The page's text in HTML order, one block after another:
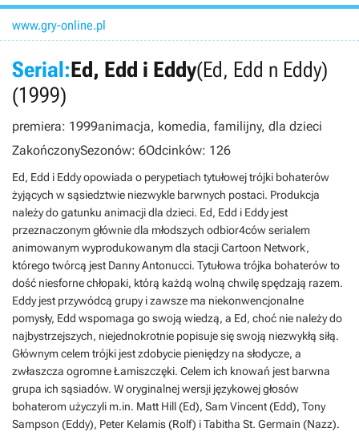
www.gry-online.pl
Serial:Ed, Edd i Eddy(Ed, Edd n Eddy)
(1999)
premiera: 1999animacja, komedia, familijny, dla dzieci
ZakończonySezonów: 6Odcinków: 126
Ed, Edd i Eddy opowiada o perypetiach tytułowej trójki bohaterów
żyjących w sąsiedztwie niezwykle barwnych postaci. Produkcja
należy do gatunku animacji dla dzieci. Ed, Edd i Eddy jest
przeznaczonym głównie dla młodszych odbior4ców serialem
animowanym wyprodukowanym dla stacji Cartoon Network,
którego twórcą jest Danny Antonucci. Tytułowa trójka bohaterów to
dość niesforne chłopaki, którą każdą wolną chwilę spędzają razem.
Eddy jest przywódcą grupy i zawsze ma niekonwencjonalne
pomysły, Edd wspomaga go swoją wiedzą, a Ed, choć nie należy do
najbystrzejszych, niejednokrotnie popisuje się swoją niezwykłą siłą.
Głównym celem trójki jest zdobycie pieniędzy na słodycze, a
zwłaszcza ogromne Łamiszczęki. Celem ich knowań jest barwna
grupa ich sąsiadów. W oryginalnej wersji językowej głosów
bohaterom użyczyli m.in. Matt Hill (Ed), Sam Vincent (Edd), Tony
Sampson (Eddy), Peter Kelamis (Rolf) i Tabitha St. Germain (Nazz).